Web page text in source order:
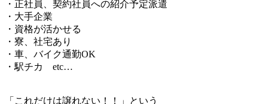
・正社員、契約社員への紹介予定派遣
・大手企業
・資格が活かせる
・寮、社宅あり
・車、バイク通勤OK
・駅チカ etc…
「これだけは譲れない！！」という